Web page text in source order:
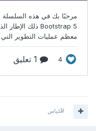
اقتباس